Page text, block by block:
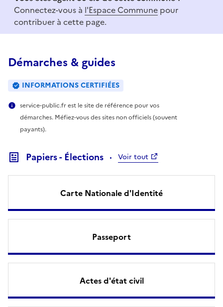
Connectez-vous à l'Espace Commune pour
contribuer à cette page.
Démarches & guides
INFORMATIONS CERTIFIÉES
service-public.fr est le site de référence pour vos
démarches. Méfiez-vous des sites non officiels (souvent
payants).
Papiers - Élections Voir tout
Carte Nationale d'Identité
Passeport
Actes d'état civil